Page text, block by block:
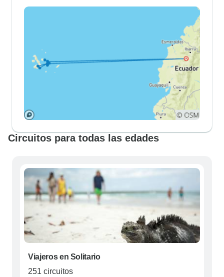
Circuitos para todas las edades
Viajeros en Solitario
251 circuitos